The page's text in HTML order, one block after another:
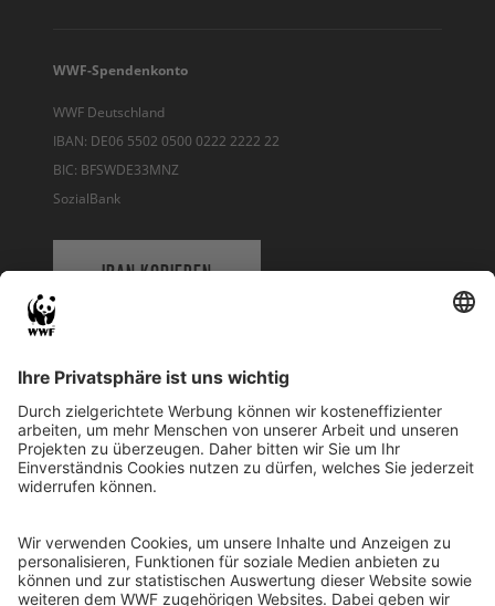
WWF-Spendenkonto
WWF Deutschland
IBAN: DE06 5502 0500 0222 2222 22
BIC: BFSWDE33MNZ
SozialBank
IBAN KOPIEREN
WWF Deutschland
Reinhardtstr. 18
10117 Berlin
Ihre Spende kann steuerlich geltend gemacht werden
Registriert als Stiftung WWF Deutschland, Senatsverwaltung für